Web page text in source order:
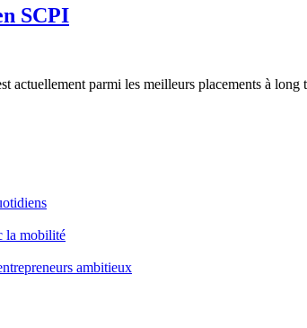
SCPI
actuellement parmi les meilleurs placements à
la mobilité
ambitieux